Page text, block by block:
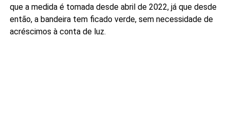
que a medida é tomada desde abril de 2022, já que desde
então, a bandeira tem ficado verde, sem necessidade de
acréscimos à conta de luz.